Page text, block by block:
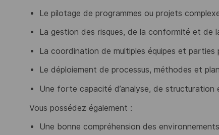
Le pilotage de programmes ou projets
La gestion des risques, de la conformité et de
La coordination de multiples équipes et
Le déploiement de processus, méthodes et
Une forte capacité d’analyse, de structuration
Vous possédez également :
Une bonne compréhension des